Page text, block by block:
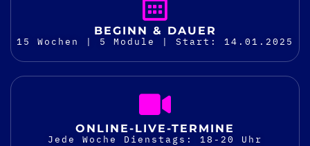
BEGINN & DAUER
15 Wochen | 5 Module | Start: 14.01.2025
ONLINE-LIVE-TERMINE
Jede Woche Dienstags: 18-20 Uhr